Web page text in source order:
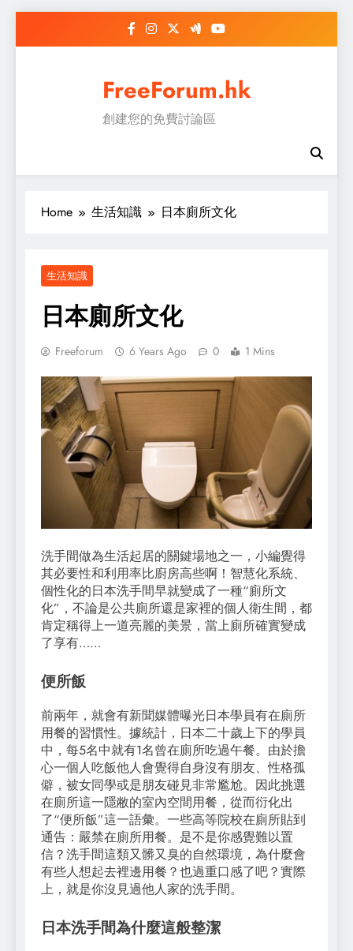
FreeForum.hk
創建您的免費討論區
Home 生活知識 日本廁所文化
生活知識
日本廁所文化
Freeforum 6 Years Ago 0 1 Mins
洗手間做為生活起居的關鍵場地之一，小編覺得
其必要性和利用率比廚房高些啊！智慧化系統、
個性化的日本洗手間早就變成了一種“廁所文
化”，不論是公共廁所還是家裡的個人衛生間，都
肯定稱得上一道亮麗的美景，當上廁所確實變成
了享有……
便所飯
前兩年，就會有新聞媒體曝光日本學員有在廁所
用餐的習慣性。據統計，日本二十歲上下的學員
中，每5名中就有1名曾在廁所吃過午餐。由於擔
心一個人吃飯他人會覺得自身沒有朋友、性格孤
僻，被女同學或是朋友碰見非常尷尬。因此挑選
在廁所這一隱敝的室內空間用餐，從而衍化出
了“便所飯”這一語彙。一些高等院校在廁所貼到
通告：嚴禁在廁所用餐。是不是你感覺難以置
信？洗手間這類又髒又臭的自然環境，為什麼會
有些人想起去裡邊用餐？也過重口感了吧？實際
上，就是你沒見過他人家的洗手間。
日本洗手間為什麼這般整潔